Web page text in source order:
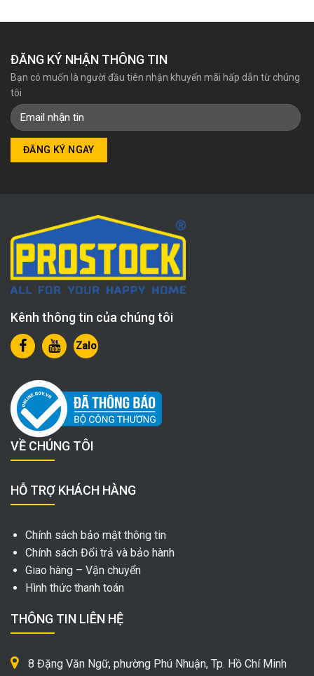
ĐĂNG KÝ NHẬN THÔNG TIN
Bạn có muốn là người đầu tiên nhận khuyến mãi hấp dẫn từ chúng
tôi
Kênh thông tin của chúng tôi
Zalo
VỀ CHÚNG TÔI
HỖ TRỢ KHÁCH HÀNG
Chính sách bảo mật thông tin
Chính sách Đổi trả và bảo hành
Giao hàng – Vận chuyển
Hình thức thanh toán
THÔNG TIN LIÊN HỆ
8 Đặng Văn Ngữ, phường Phú Nhuận, Tp. Hồ Chí Minh